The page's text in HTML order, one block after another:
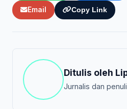
Email Copy Link
Ditulis oleh
Jurnalis dan